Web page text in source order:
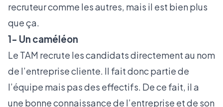
recruteur comme les autres, mais il est bien plus
que ça.
1- Un caméléon
Le TAM recrute les candidats directement au nom
de l’entreprise cliente. Il fait donc partie de
l’équipe mais pas des effectifs. De ce fait, il a
une bonne connaissance de l’entreprise et de son